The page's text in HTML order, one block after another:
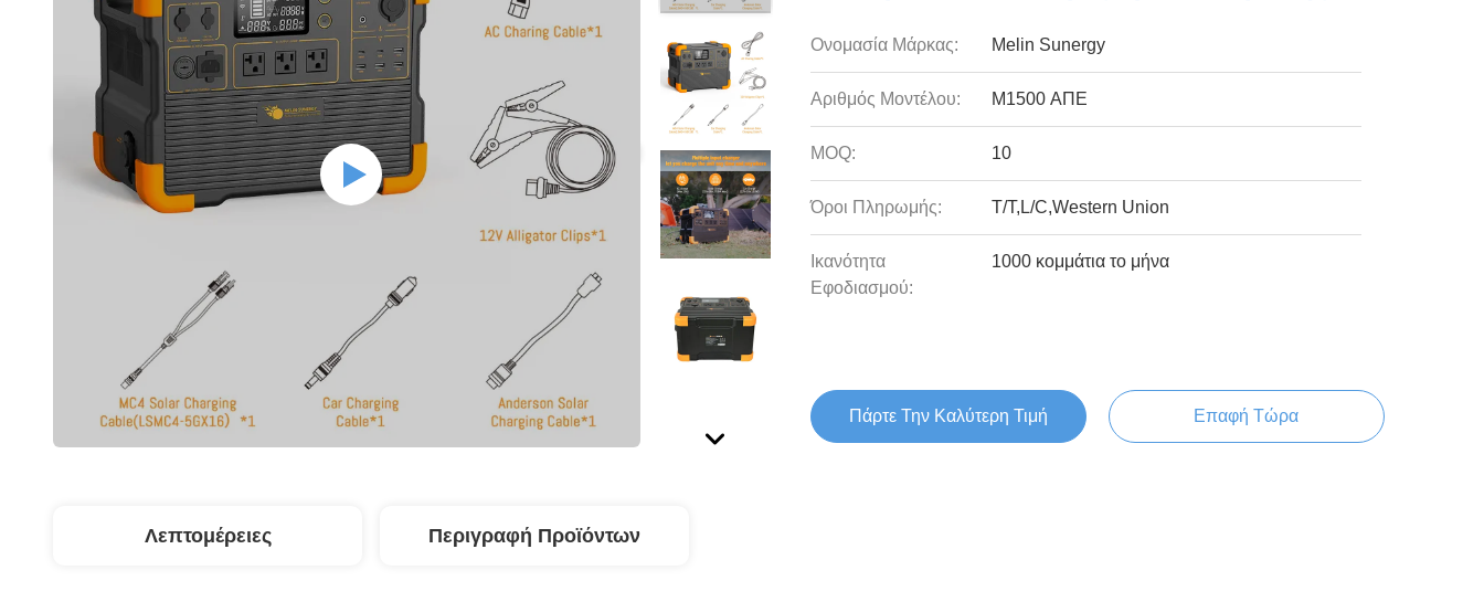
Ονομασία Μάρκας: Melin Sunergy
Αριθμός Μοντέλου: M1500 ΑΠΕ
MOQ: 10
Όροι Πληρωμής: T/T,L/C,Western Union
Ικανότητα
Εφοδιασμού:
1000 κομμάτια το μήνα
Πάρτε Την Καλύτερη Τιμή Επαφή Τώρα
Λεπτομέρειες Περιγραφή Προϊόντων